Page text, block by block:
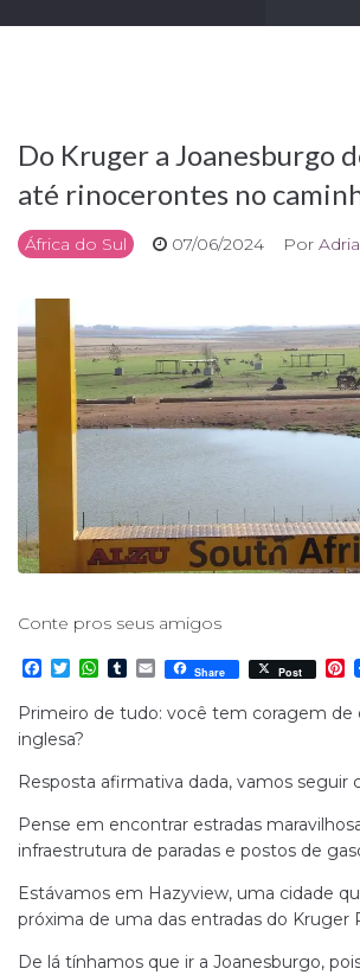
Do Kruger a Joanesburgo
até rinocerontes no
África do Sul 07/06/2024 Por
Conte pros seus amigos
F
c
e
b
o
T
i
t
t
r
W
a
t
p
T
m
b
E
m
a
i
Share Post
P
n
t
e
t
Primeiro de tudo: você tem coragem de
inglesa?
Resposta afirmativa dada, vamos seguir
Pense em encontrar estradas
infraestrutura de paradas e postos de
Estávamos em Hazyview, uma cidade
próxima de uma das entradas do Kruger
De lá tínhamos que ir a Joanesburgo,